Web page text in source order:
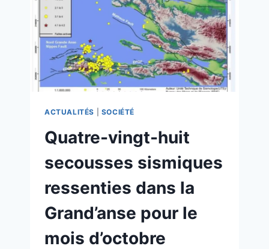
ACTUALITÉS SOCIÉTÉ
Quatre-vingt-huit
secousses sismiques
ressenties dans la
Grand’anse pour le
mois d’octobre